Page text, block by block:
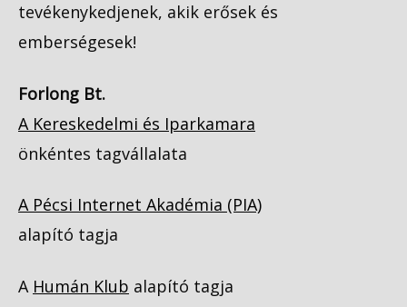
tevékenykedjenek, akik erősek és
emberségesek!
Forlong Bt.
A Kereskedelmi és Iparkamara
önkéntes tagvállalata
A Pécsi Internet Akadémia (PIA)
alapító tagja
A Humán Klub alapító tagja